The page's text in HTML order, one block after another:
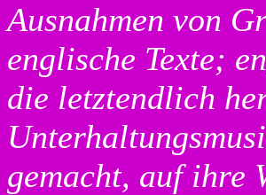
Ausnahmen von
englische Texte;
die letztendlich
gemacht, auf ihre